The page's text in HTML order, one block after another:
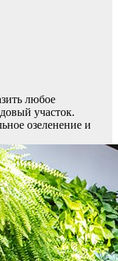
любое
участок.
озеленение и